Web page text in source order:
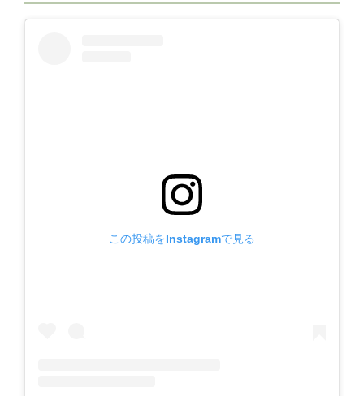
この投稿をInstagramで見る